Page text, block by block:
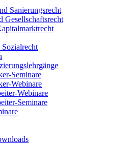
Sanierungsrecht
Gesellschaftsrecht
Seminare
Webinare
Webinare
Seminare